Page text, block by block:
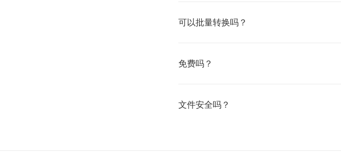
可以批量转换吗？
免费吗？
文件安全吗？